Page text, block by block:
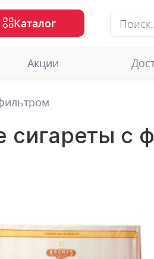
Акции
Каталог
сигареты с